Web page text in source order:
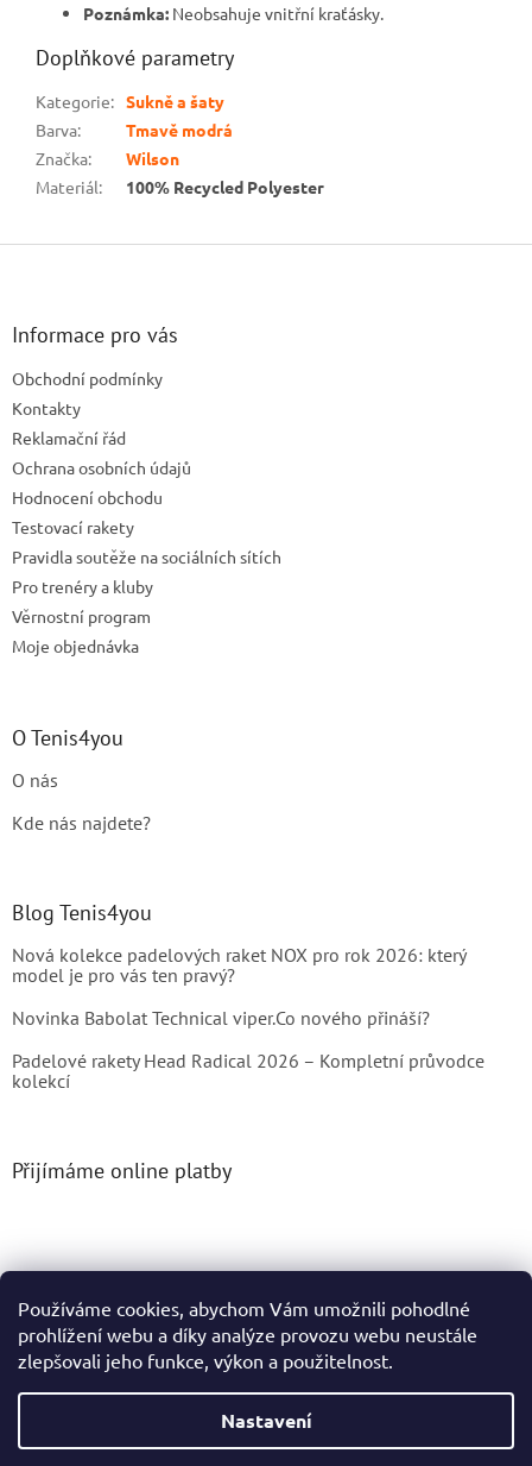
Používáme cookies, abychom Vám umožnili pohodlné
prohlížení webu a díky analýze provozu webu neustále
zlepšovali jeho funkce, výkon a použitelnost.
Nastavení
Poznámka: Neobsahuje vnitřní kraťásky.
Doplňkové parametry
Kategorie: Sukně a šaty
Barva:
Tmavě modrá
Značka:
Wilson
Materiál: 100% Recycled Polyester
Z
Informace pro vás
Obchodní podmínky
Kontakty
Reklamační řád
Ochrana osobních údajů
Hodnocení obchodu
Testovací rakety
Pravidla soutěže na sociálních sítích
Pro trenéry a kluby
Věrnostní program
Moje objednávka
O Tenis4you
O nás
Kde nás najdete?
Blog Tenis4you
Nová kolekce padelových raket NOX pro rok 2026: který
model je pro vás ten pravý?
Novinka Babolat Technical viper.Co nového přináší?
Padelové rakety Head Radical 2026 – Kompletní průvodce
kolekcí
Přijímáme online platby
Vytvořil Shoptet
. Všechna práva vyhrazena.